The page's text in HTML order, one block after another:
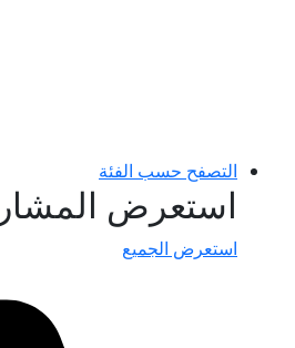
التصفح حسب الفئة
استعرض
استعرض الجميع